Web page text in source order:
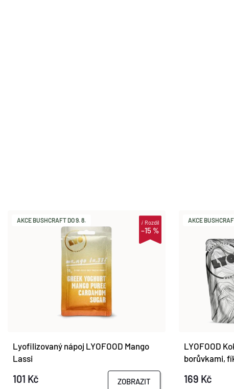
AKCE BUSHCRAFT DO 9. 8.
–15 %
iRozdíl
Lyofilizovaný nápoj LYOFOOD Mango
Lassi
101 Kč ZOBRAZIT
AKCE
LYOFOOD
borůvkami,
169 Kč